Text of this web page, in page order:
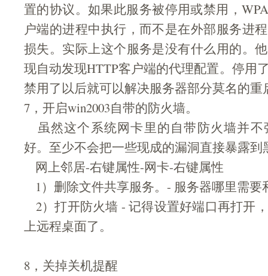
置的协议。如果此服务被停用或禁用，
户端的进程中执行，而不是在外部服务进
损失。实际上这个服务是没有什么用的。
现自动发现HTTP客户端的代理配置。停用
禁用了以后就可以解决服务器部分莫名的重
7，开启win2003自带的防火墙。
虽然这个系统网卡里的自带防火墙并不
好。至少不会把一些现成的漏洞直接暴露到
网上邻居-右键属性-网卡-右键属性
1）删除文件共享服务。- 服务器哪里需要
2）打开防火墙 - 记得设置好端口再打开
上远程桌面了。
8，关掉关机提醒